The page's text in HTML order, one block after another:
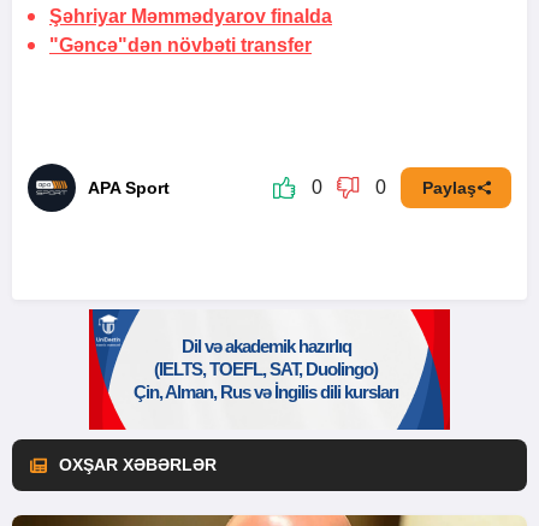
Şəhriyar Məmmədyarov finalda
"Gəncə"dən növbəti transfer
APA Sport 0 0 Paylaş
OXŞAR XƏBƏRLƏR